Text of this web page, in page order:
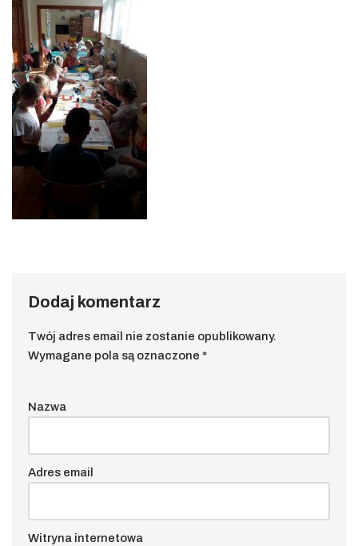
Dodaj komentarz
Twój adres email nie zostanie opublikowany.
Wymagane pola są oznaczone *
Nazwa
Adres email
Witryna internetowa